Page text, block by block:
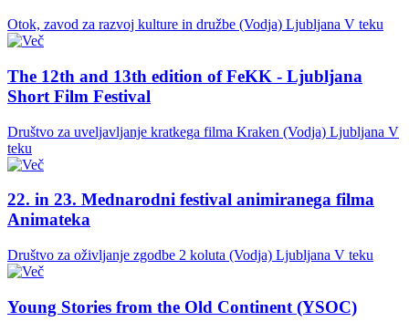
Otok, zavod za razvoj kulture in družbe (Vodja) Ljubljana V teku
The 12th and 13th edition of FeKK - Ljubljana
Short Film Festival
Društvo za uveljavljanje kratkega filma Kraken (Vodja) Ljubljana V
teku
22. in 23. Mednarodni festival animiranega filma
Animateka
Društvo za oživljanje zgodbe 2 koluta (Vodja) Ljubljana V teku
Young Stories from the Old Continent (YSOC)